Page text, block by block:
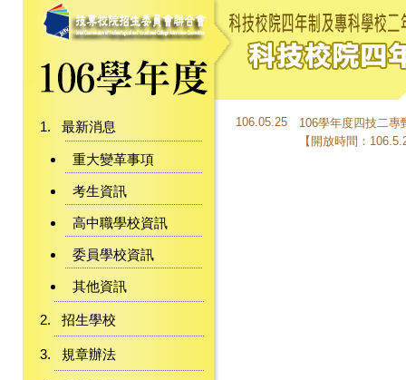
最新消息
重大變革事項
考生資訊
高中職學校資訊
委員學校資訊
其他資訊
招生學校
規章辦法
106.05.25
106學年度四技二
【開放時間：